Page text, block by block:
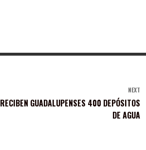
NEXT
RECIBEN GUADALUPENSES 400 DEPÓSITOS
DE AGUA